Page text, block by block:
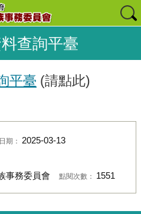
查詢平臺
平臺 (請點此)
期： 2025-03-13
事務委員會 點閱次數： 1551